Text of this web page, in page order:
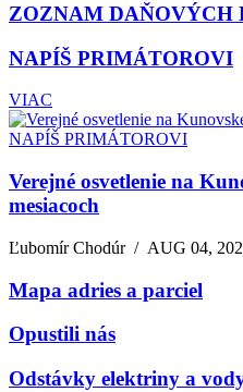
ZOZNAM DAŇOVÝCH
NAPÍŠ PRIMÁTOROVI
VIAC
NAPÍŠ PRIMÁTOROVI
Verejné osvetlenie na
mesiacoch
Ľubomír Chodúr /AUG 04,
Mapa adries a parciel
Opustili nás
Odstávky elektriny a